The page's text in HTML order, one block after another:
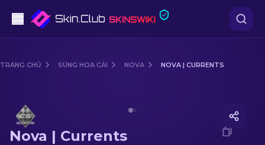
Súng trường Bắn tỉa
TRANG CHỦ SÚNG HOA CẢI NOVA NOVA | CURRENTS
Nova | Currents